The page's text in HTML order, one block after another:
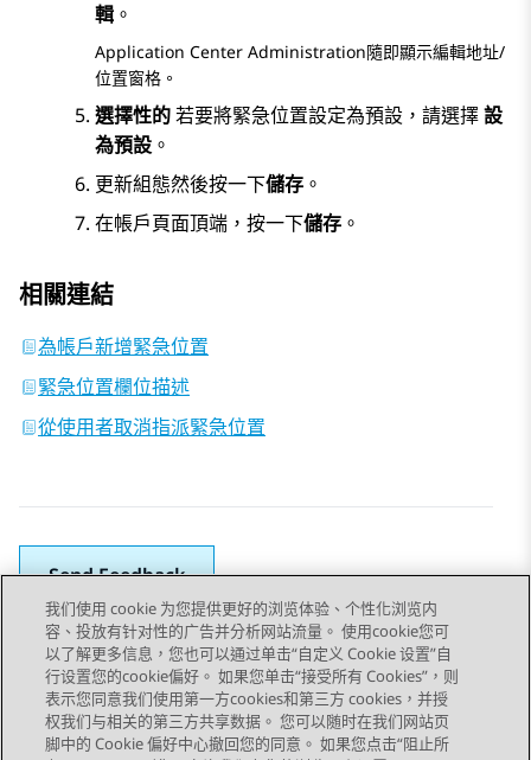
輯 。
Application Center Administration隨即顯示編輯地址/
位置窗格。
選擇性的若要將緊急位置設定為預設，請選擇設
為預設 。
更新組態然後按一下儲存 。
在帳戶頁面頂端，按一下儲存 。
相關連結
為帳戶新增緊急位置
緊急位置欄位描述
從使用者取消指派緊急位置
Send Feedback
Topic navigation
上一個主題 下一個主題
我们使用 cookie 为您提供更好的浏览体验、个性化浏览内
容、投放有针对性的广告并分析网站流量。 使用cookie您可
以了解更多信息，您也可以通过单击“自定义 Cookie 设置”自
行设置您的cookie偏好。 如果您单击“接受所有 Cookies”，则
表示您同意我们使用第一方cookies和第三方 cookies，并授
权我们与相关的第三方共享数据。 您可以随时在我们网站页
脚中的 Cookie 偏好中心撤回您的同意。 如果您点击“阻止所